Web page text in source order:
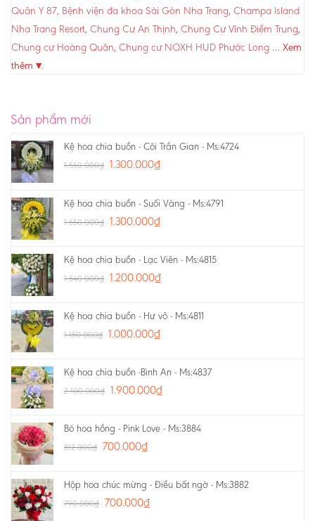
Quân Y 87, Bệnh viện đa khoa Sài Gòn Nha Trang, Champa Island
Nha Trang Resort, Chung Cư An Thịnh, Chung Cư Vĩnh Điềm Trung,
Chung cư Hoàng Quân, Chung cư NOXH HUD Phước Long … Xem
thêm ▾.
Sản phẩm mới
Kệ hoa chia buồn - Cõi Trần Gian - Ms:4724
1.550.000₫ 1.300.000₫
Kệ hoa chia buồn - Suối Vàng - Ms:4791
1.550.000₫ 1.300.000₫
Kệ hoa chia buồn - Lạc Viên - Ms:4815
1.540.000₫ 1.200.000₫
Kệ hoa chia buồn - Hư vô - Ms:4811
1.150.000₫ 1.000.000₫
Kệ hoa chia buồn -Bình An - Ms:4837
2.100.000₫ 1.900.000₫
Bó hoa hồng - Pink Love - Ms:3884
812.000₫ 700.000₫
Hộp hoa chúc mừng - Điều bất ngờ - Ms:3882
790.000₫ 700.000₫